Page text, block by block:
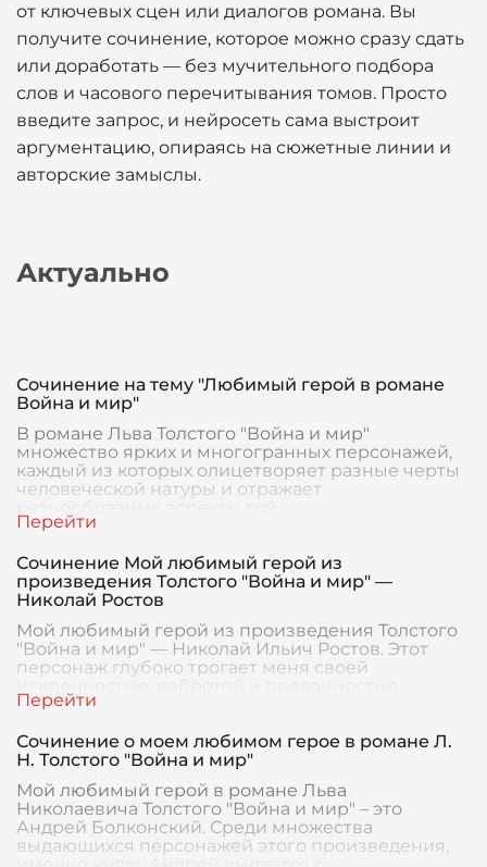
от ключевых сцен или диалогов романа. Вы
получите сочинение, которое можно сразу сдать
или доработать — без мучительного подбора
слов и часового перечитывания томов. Просто
введите запрос, и нейросеть сама выстроит
аргументацию, опираясь на сюжетные линии и
авторские замыслы.
Актуально
Сочинение на тему "Любимый герой в романе
Война и мир"
В романе Льва Толстого "Война и мир"
множество ярких и многогранных персонажей,
каждый из которых олицетворяет разные черты
человеческой натуры и отражает
разнообразные аспекты той
Сочинение Мой любимый герой из
произведения Толстого "Война и мир" —
Николай Ростов
Мой любимый герой из произведения Толстого
"Война и мир" — Николай Ильич Ростов. Этот
персонаж глубоко трогает меня своей
искренностью, добротой и преданностью
семейным и моральным
Сочинение о моем любимом герое в романе Л.
Н. Толстого "Война и мир"
Мой любимый герой в романе Льва
Николаевича Толстого "Война и мир" – это
Андрей Болконский. Среди множества
выдающихся персонажей этого произведения,